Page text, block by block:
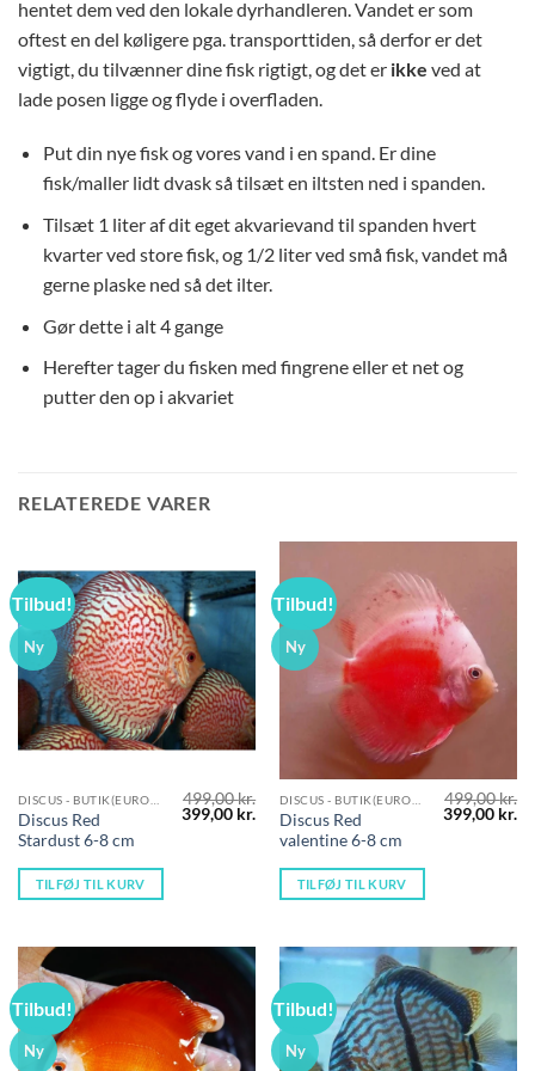
hentet dem ved den lokale dyrhandleren. Vandet er som
oftest en del køligere pga. transporttiden, så derfor er det
vigtigt, du tilvænner dine fisk rigtigt, og det er ikke ved at
lade posen ligge og flyde i overfladen.
Put din nye fisk og vores vand i en spand. Er dine
fisk/maller lidt dvask så tilsæt en iltsten ned i spanden.
Tilsæt 1 liter af dit eget akvarievand til spanden hvert
kvarter ved store fisk, og 1/2 liter ved små fisk, vandet må
gerne plaske ned så det ilter.
Gør dette i alt 4 gange
Herefter tager du fisken med fingrene eller et net og
putter den op i akvariet
RELATEREDE VARER
Tilbud!
Ny
Discus Red
Stardust 6-8 cm
499,00kr.
Den
oprindelige
399,00 kr. Den
aktuelle
pris
399,00 kr..
TILFØJ TIL KURV
Tilbud!
Ny
Discus Red
valentine 6-8 cm
499,00kr.
Den
oprindelige
399,00 kr.
TILFØJ TIL KURV
Tilbud!
Ny
Tilbud!
Ny